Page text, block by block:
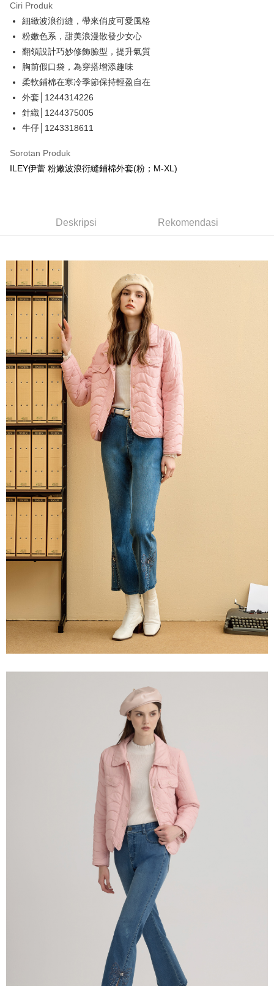
Commercial & Savings
Bank
Bank Cathay United
Mega International
Commercial Bank
Bank
HSBC Bank (Taiwan)
Limited
Hwatai Bank
Union Bank of Taiwan
Bank Komersial E.SUN
Bank Antarabangsa
Bank CTBC
Apple Pay
Easy Wallet
Plus PAY
OP Pay Later
Deskripsi
[Terma Penggunaan untuk OP Pay Later]
pengguna Taiwan Mobile tanpa memerlukan permohonan tambahan.
akhir pembayaran. Transaksi akan dianggap selesai setelah pembayaran
yang dikenakan adalah tertakluk kepada maklumat yang dinyatakan
pada halaman pengesahan transaksi seterusnya.
Jika transaksi tidak disahkan dalam masa 30 minit selepas pesanan
dibuat, atau jika permohonan gagal dalam proses semakan, pesanan
akan dibatalkan secara automatik. Jika permohonan gagal pada
peringkat "semakan manual", ini bermakna kriteria pemarkahan sistem
tidak dipenuhi; butiran penilaian khusus tidak akan didedahkan.
[Arahan Pembayaran]
Pembayaran ansuran melalui OP Pay Later akan dibilkan secara
berasingan dan tidak termasuk dalam bil telekom anda. SMS peringatan
pembayaran akan dihantar selepas kitaran bil bulanan.
Selepas mengakses bil melalui pautan dalam SMS, anda boleh
menyelesaikan pembayaran anda melalui salah satu saluran berikut: kod
bar kedai serbaneka, kedai runcit Taiwan Mobile, pemindahan bank,
JKOPay, atau iPASS MONEY.
[Nota Penting]
Perkhidmatan ini disediakan oleh Taiwan Mobile Co., Ltd. (“Syarikat”),
yang membolehkan pelanggan membeli barangan atau perkhidmatan
melalui perkhidmatan ini pada masa transaksi. Hasil daripada pembelian
atau pembayaran ansuran akan dipindahkan oleh peniaga kepada
Syarikat, dan pelanggan hendaklah membuat pembayaran mengikut
perjanjian menggunakan sistem bil Syarikat.
Untuk memenuhi hubungan kontrak yang terjalin melalui persetujuan
penggunaan OP Pay Later, peniaga akan memberikan maklumat peribadi
anda (termasuk nama, nombor telefon, atau alamat) kepada Syarikat bagi
tujuan pengumpulan, pemprosesan dan penggunaan data yang
diperlukan untuk pengebilan ansuran, termasuk pengesahan,
pengesahan semula dan pembetulan.
【Panduan Penggunaan Pembayaran Ansuran Gogo】
1. Perkhidmatan ini disediakan oleh Taiwan Mobile, pengguna telefon
mudah alih boleh segera menggunakan tanpa perlu memohon lagi.
(Hanya untuk nombor langganan peribadi, tidak terbuka untuk syarikat
2. Pilihan kaedah pembayaran "Pembayaran Ansuran Gogo", selepas
pesanan ditubuhkan, akan secara automatik dialihkan ke proses
transaksi Gogo, selepas pengesahan nombor telefon, pilih bilangan
ansuran yang diingini, tarikh akhir pembayaran, dan setelah
mengesahkan pembayaran, transaksi akan selesai.
3. Jumlah kelulusan sebenar, bilangan ansuran dan jumlah bayaran
adalah berdasarkan halaman pengesahan transaksi seterusnya.
4. Dalam masa 30 minit selepas pesanan ditubuhkan, jika tidak pergi
untuk mengesahkan transaksi atau jika tidak lulus semakan, pesanan
akan dibatalkan secara automatik. Jika terdapat situasi "pindah untuk
semakan khusus" yang tidak lulus, ini menunjukkan bahawa sistem
penilaian tidak mencukupi, tiada penjelasan mengenai kandungan
【Penerangan Kaedah Pembayaran】
1. Pembayaran ansuran tidak digabungkan dalam bil telekomunikasi,
"Pembayaran Ansuran Gogo" akan menghantar SMS peringatan
pembayaran selepas tarikh penyelesaian bulanan.
2. Melalui pautan SMS untuk membuka bil, anda boleh memilih untuk
membayar melalui "Kod bar kedai serbaneka / Kedai rasmi Taiwan
AFTEE
Deskripsi
Pertama, Mengenai Perkhidmatan AFTEE Beli Sekarang Bayar Kemudian
1. Dengan memilih AFTEE sebagai kaedah pembayaran, mesej
dihantar ke alamat yang ditetapkan.
4. Setelah pesanan disahkan, anda akan menerima SMS pembayaran
5. Tiada bayaran diperlukan apabila anda menerima produk. Sila buat
pembayaran di empat kedai serbaneka utama, ATM atau perbankan
dalam talian dengan SMS pembayaran atau pemberitahuan tolak aplikasi
AFTEE.
Sila ambil perhatian bahawa tempoh pembayaran adalah 14 hari. Walau
bagaimanapun, bagi mereka yang telah memuat turun Aplikasi AFTEE
dan mendaftar sebagai ahli AFTEE boleh menikmati tempoh pembayaran
sehingga 45 hari.
Tempoh pembayaran dikira dari masa kedai meminta pembayaran anda,
ditambah dengan bilangan hari yang boleh dilanjutkan oleh AFTEE. Anda
boleh melanjutkan tempoh pembayaran anda sebelum anda menerima
pesanan. Walau bagaimanapun, tiada jaminan bahawa anda boleh
menerima pesanan anda semasa tempoh pembayaran (cth.: produk
prapesanan atau produk yang mungkin mengambil masa yang lebih
lama untuk dihantar). Oleh itu, anda dikehendaki membuat pembayaran
kepada AFTEE dalam tempoh sama ada anda menerima pesanan.
Kedua, Sekatan Pembayaran
1. Jumlah yang diperakui untuk pengguna kali pertama boleh sehingga
NT$10,000. Amaun diperakui sebenar yang diluluskan akan berdasarkan
keputusan pensijilan dan semakan oleh AFTEE.
2. Amaun perbelanjaan minimum mestilah lebih besar daripada NT$20.
3. Pada masa ini hanya tersedia untuk ahli Taiwan.
Ketiga, Syarat Perkhidmatan
Perkhidmatan AFTEE Beli Sekarang Bayar Kemudian disediakan oleh NP
Taiwan, Inc. dan AFTEE akan membuat bil kepada pengguna. AFTEE
akan menggunakan data peribadi yang dikumpul (termasuk nama
pembeli, no. telefon, nama penerima, no. telefon, alamat penerima) untuk
penggunaan perkhidmatan. Sila rujuk kepada "Penyata Pengumpulan
Data Peribadi, Pemprosesan, Penggunaan"
(https://aftee.tw/privacypolicy/ ) untuk maklumat lanjut.
Jumlah yang diperakui untuk pengguna kali pertama yang lulus
pembayaran dalam tempoh tersebut, yuran pembayaran lewat sebanyak
mendapatkan kebenaran daripada ibu bapa atau penjaga yang sah
cs_tw@netprotections.co.jp
mempunyai sebarang kebimbangan mengenai pemprosesan dan
penggunaan pada data peribadi. Jika anda tidak bersetuju dengan data
peribadi yang disenaraikan seperti di atas akan dikumpul dan digunakan
oleh AFTEE, sila jangan gunakan perkhidmatan ini.
NT$2,500 atau lebih
NT$120/pesanan | Penghantaran percuma untuk pesanan
NT$2,500 atau lebih
NT$120/pesanan | Penghantaran percuma untuk pesanan
NT$2,500 atau lebih
付款後萊爾富取貨
NT$120/pesanan | Penghantaran percuma untuk pesanan
NT$2,500 atau lebih
7-11取貨付款
NT$120/pesanan | Penghantaran percuma untuk pesanan
NT$2,500 atau lebih
付款後7-11取貨
NT$120/pesanan | Penghantaran percuma untuk pesanan
NT$2,500 atau lebih
宅配
NT$120/pesanan | Penghantaran percuma untuk pesanan
NT$2,500 atau lebih
NT$120/pesanan | Penghantaran percuma untuk pesanan
NT$2,500 atau lebih
付款後門市自取
Penghantaran percuma
海外配送 Kadar Penghantaran
Ciri Produk
細緻波浪衍縫，帶來俏皮可愛風格
粉嫩色系，甜美浪漫散發少女心
翻領設計巧妙修飾臉型，提升氣質
胸前假口袋，為穿搭增添趣味
柔軟鋪棉在寒冷季節保持輕盈自在
外套│1244314226
針織│1244375005
牛仔│1243318611
Sorotan Produk
ILEY伊蕾 粉嫩波浪衍縫鋪棉外套(粉；M-XL)
Deskripsi Rekomendasi